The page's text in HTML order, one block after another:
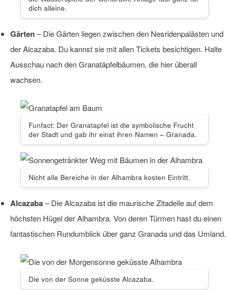
dich alleine.
Gärten– Die Gärten liegen zwischen den Nesridenpalästen und
der Alcazaba. Du kannst sie mit allen Tickets besichtigen. Halte
Ausschau nach den Granatäpfelbäumen, die hier überall
wachsen.
Funfact: Der Granatapfel ist die symbolische Frucht
der Stadt und gab ihr einst ihren Namen – Granada.
Nicht alle Bereiche in der Alhambra kosten Eintritt.
Alcazaba– Die Alcazaba ist die maurische Zitadelle auf dem
höchsten Hügel der Alhambra. Von deren Türmen hast du einen
fantastischen Rundumblick über ganz Granada und das Umland.
Die von der Sonne geküsste Alcazaba.